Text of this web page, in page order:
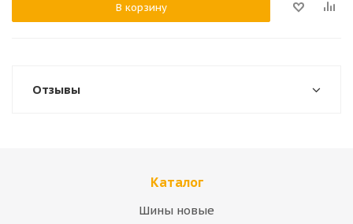
В корзину
Отзывы
Каталог
Шины новые